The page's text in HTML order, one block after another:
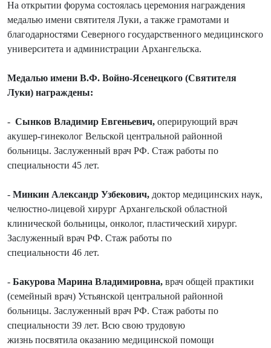
На открытии форума состоялась церемония награждения
медалью имени святителя Луки, а также грамотами и
благодарностями Северного государственного медицинского
университета и администрации Архангельска.
Медалью имени В.Ф. Войно-Ясенецкого (Святителя
Луки) награждены:
- Сынков Владимир Евгеньевич, оперирующий врач
акушер-гинеколог Вельской центральной районной
больницы. Заслуженный врач РФ. Стаж работы по
специальности 45 лет.
- Минкин Александр Узбекович, доктор медицинских наук,
челюстно-лицевой хирург Архангельской областной
клинической больницы, онколог, пластический хирург.
Заслуженный врач РФ. Стаж работы по
специальности 46 лет.
- Бакурова Марина Владимировна, врач общей практики
(семейный врач) Устьянской центральной районной
больницы. Заслуженный врач РФ. Стаж работы по
специальности 39 лет. Всю свою трудовую
жизнь посвятила оказанию медицинской помощи